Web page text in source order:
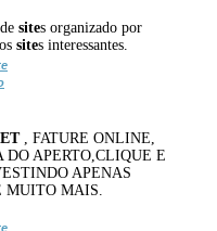
sites organizado por
sites interessantes.
, FATURE ONLINE,
APERTO,CLIQUE E
APENAS
MUITO MAIS.